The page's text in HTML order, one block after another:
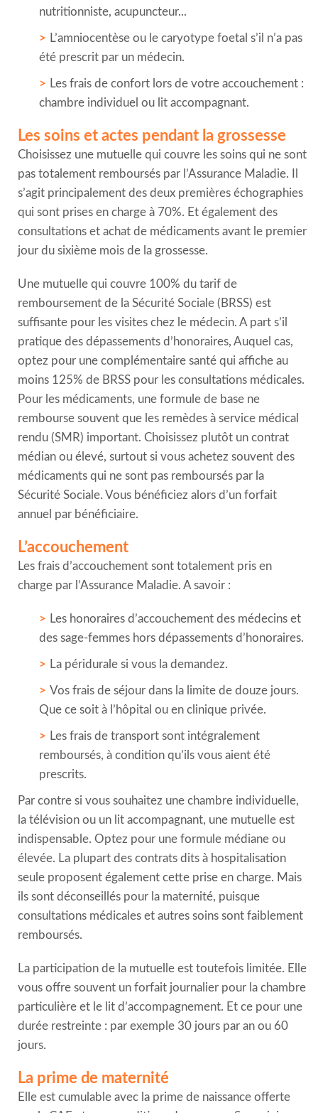
nutritionniste, acupuncteur...
L’amniocentèse ou le caryotype foetal s’il n’a pas
été prescrit par un médecin.
Les frais de confort lors de votre accouchement :
chambre individuel ou lit accompagnant.
Les soins et actes pendant la grossesse
Choisissez une mutuelle qui couvre les soins qui ne sont
pas totalement remboursés par l’Assurance Maladie. Il
s’agit principalement des deux premières échographies
qui sont prises en charge à 70%. Et également des
consultations et achat de médicaments avant le premier
jour du sixième mois de la grossesse.
Une mutuelle qui couvre 100% du tarif de
remboursement de la Sécurité Sociale (BRSS) est
suffisante pour les visites chez le médecin. A part s’il
pratique des dépassements d’honoraires, Auquel cas,
optez pour une complémentaire santé qui affiche au
moins 125% de BRSS pour les consultations médicales.
Pour les médicaments, une formule de base ne
rembourse souvent que les remèdes à service médical
rendu (SMR) important. Choisissez plutôt un contrat
médian ou élevé, surtout si vous achetez souvent des
médicaments qui ne sont pas remboursés par la
Sécurité Sociale. Vous bénéficiez alors d’un forfait
annuel par bénéficiaire.
L’accouchement
Les frais d’accouchement sont totalement pris en
charge par l’Assurance Maladie. A savoir :
Les honoraires d’accouchement des médecins et
des sage-femmes hors dépassements d’honoraires.
La péridurale si vous la demandez.
Vos frais de séjour dans la limite de douze jours.
Que ce soit à l’hôpital ou en clinique privée.
Les frais de transport sont intégralement
remboursés, à condition qu’ils vous aient été
prescrits.
Par contre si vous souhaitez une chambre individuelle,
la télévision ou un lit accompagnant, une mutuelle est
indispensable. Optez pour une formule médiane ou
élevée. La plupart des contrats dits à hospitalisation
seule proposent également cette prise en charge. Mais
ils sont déconseillés pour la maternité, puisque
consultations médicales et autres soins sont faiblement
remboursés.
La participation de la mutuelle est toutefois limitée. Elle
vous offre souvent un forfait journalier pour la chambre
particulière et le lit d’accompagnement. Et ce pour une
durée restreinte : par exemple 30 jours par an ou 60
jours.
La prime de maternité
Elle est cumulable avec la prime de naissance offerte